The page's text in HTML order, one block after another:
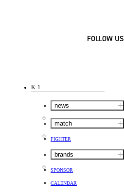
FOLLOW US
K-1
news
match
FIGHTER
brands
SPONSOR
CALENDAR